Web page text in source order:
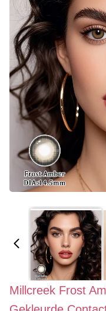
Millcreek Frost